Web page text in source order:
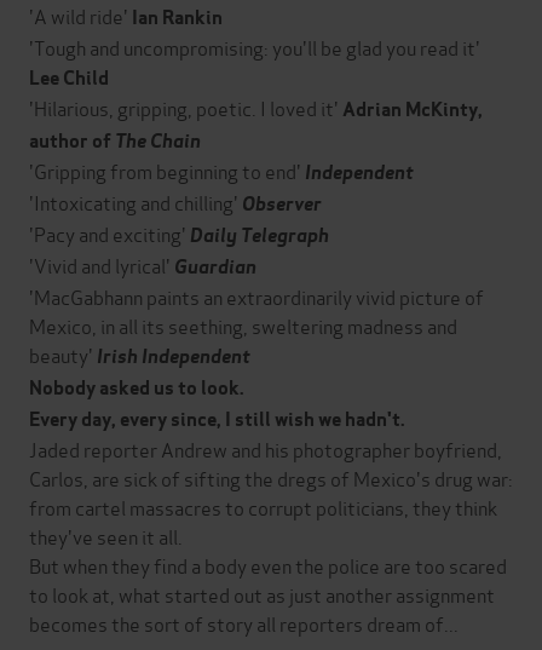
'A wild ride' Ian Rankin
'Tough and uncompromising: you'll be glad you read it'
Lee Child
'Hilarious, gripping, poetic. I loved it' Adrian McKinty,
author of The Chain
'Gripping from beginning to end' Independent
'Intoxicating and chilling' Observer
'Pacy and exciting' Daily Telegraph
'Vivid and lyrical' Guardian
'MacGabhann paints an extraordinarily vivid picture of
Mexico, in all its seething, sweltering madness and
beauty' Irish Independent
Nobody asked us to look.
Every day, every since, I still wish we hadn't.
Jaded reporter Andrew and his photographer boyfriend,
Carlos, are sick of sifting the dregs of Mexico's drug war:
from cartel massacres to corrupt politicians, they think
they've seen it all.
But when they find a body even the police are too scared
to look at, what started out as just another assignment
becomes the sort of story all reporters dream of...